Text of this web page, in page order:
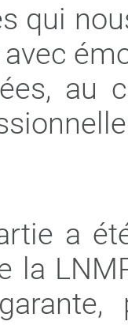
qui
avec
au
a
la